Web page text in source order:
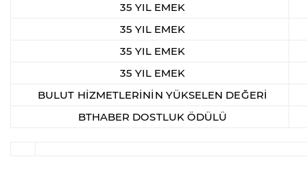
35 YIL EMEK
35 YIL EMEK
35 YIL EMEK
35 YIL EMEK
BULUT HİZMETLERİNİN YÜKSELEN DEĞERİ
BTHABER DOSTLUK ÖDÜLÜ